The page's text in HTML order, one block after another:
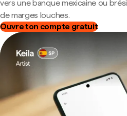
vers une banque mexicaine ou
de marges louches.
Ouvre ton compte gratuit